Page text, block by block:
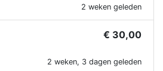
2 weken geleden
€ 30,00
2 weken, 3 dagen geleden